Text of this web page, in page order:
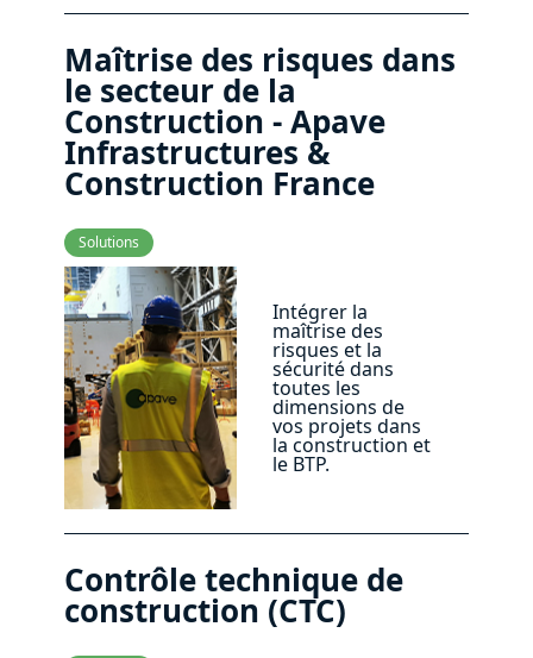
Maîtrise des risques dans
le secteur de la
Construction - Apave
Infrastructures &
Construction France
Solutions
Intégrer la
maîtrise des
risques et la
sécurité dans
toutes les
dimensions de
vos projets dans
la construction et
le BTP.
Contrôle technique de
construction (CTC)